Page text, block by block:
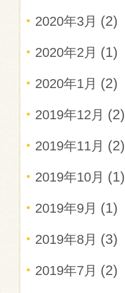
2020年3月 (2)
2020年2月 (1)
2020年1月 (2)
2019年12月 (2)
2019年11月 (2)
2019年10月 (1)
2019年9月 (1)
2019年8月 (3)
2019年7月 (2)